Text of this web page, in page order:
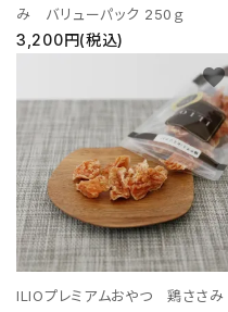
み バリューパック 250ｇ
3,200円(税込)
ILIOプレミアムおやつ 鶏ささみ
favorite